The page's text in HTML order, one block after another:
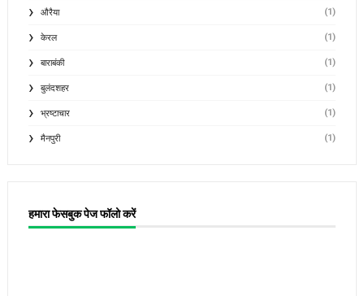
औरैया (1)
केरल (1)
बाराबंकी (1)
बुलंदशहर (1)
भ्रष्टाचार (1)
मैनपुरी (1)
हमारा फेसबुक पेज फॉलो करें